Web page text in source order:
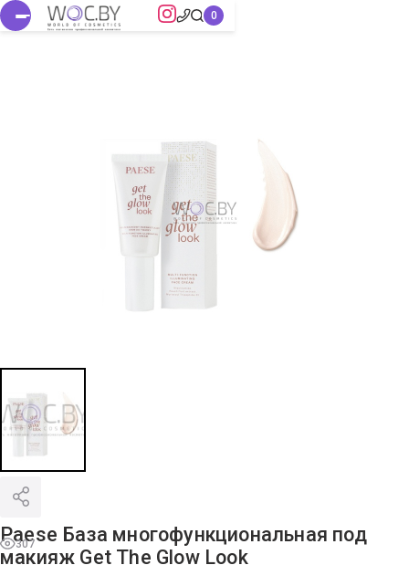
307
Paese База многофункциональная под
макияж Get The Glow Look